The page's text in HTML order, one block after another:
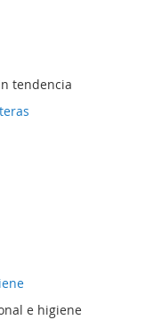
tendencia
e higiene